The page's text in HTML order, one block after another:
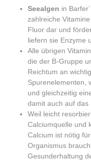
Seealgen in
zahlreiche
Fluor dar und
liefern sie Enzyme
Alle übrigen
die der B-Gruppe
Reichtum an
Spurenelementen,
und gleichzeitig
damit auch auf das
Weil leicht
Calciumquelle und
Calcium ist nötig
Organismus
Gesunderhaltung